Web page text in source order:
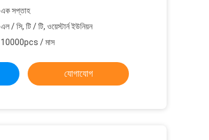
এক সপ্তাহ
এল / সি, টি / টি, ওয়েস্টার্ন ইউনিয়ন
10000pcs / মাস
যোগাযোগ